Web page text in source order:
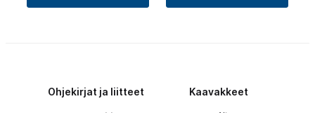
Ohjekirjat ja liitteet Kaavakkeet